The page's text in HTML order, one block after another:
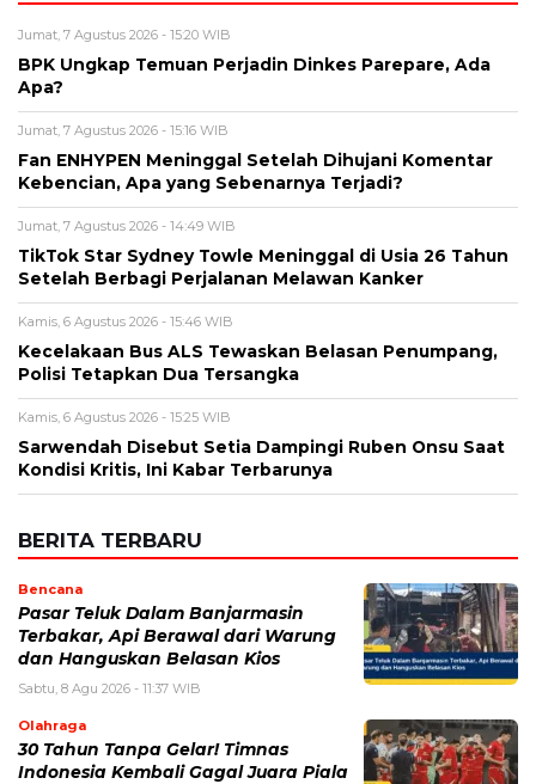
Jumat, 7 Agustus 2026 - 15:20 WIB
BPK Ungkap Temuan Perjadin Dinkes Parepare, Ada
Apa?
Jumat, 7 Agustus 2026 - 15:16 WIB
Fan ENHYPEN Meninggal Setelah Dihujani Komentar
Kebencian, Apa yang Sebenarnya Terjadi?
Jumat, 7 Agustus 2026 - 14:49 WIB
TikTok Star Sydney Towle Meninggal di Usia 26 Tahun
Setelah Berbagi Perjalanan Melawan Kanker
Kamis, 6 Agustus 2026 - 15:46 WIB
Kecelakaan Bus ALS Tewaskan Belasan Penumpang,
Polisi Tetapkan Dua Tersangka
Kamis, 6 Agustus 2026 - 15:25 WIB
Sarwendah Disebut Setia Dampingi Ruben Onsu Saat
Kondisi Kritis, Ini Kabar Terbarunya
BERITA TERBARU
Bencana
Pasar Teluk Dalam Banjarmasin
Terbakar, Api Berawal dari Warung
dan Hanguskan Belasan Kios
Sabtu, 8 Agu 2026 - 11:37 WIB
Olahraga
30 Tahun Tanpa Gelar! Timnas
Indonesia Kembali Gagal Juara Piala